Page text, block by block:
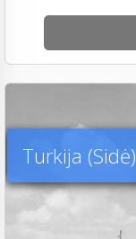
Turkija (Sidė)